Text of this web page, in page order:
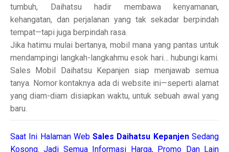
tumbuh, Daihatsu hadir membawa kenyamanan,
kehangatan, dan perjalanan yang tak sekadar berpindah
tempat—tapi juga berpindah rasa.
Jika hatimu mulai bertanya, mobil mana yang pantas untuk
mendampingi langkah-langkahmu esok hari… hubungi kami.
Sales Mobil Daihatsu Kepanjen siap menjawab semua
tanya. Nomor kontaknya ada di website ini—seperti alamat
yang diam-diam disiapkan waktu, untuk sebuah awal yang
baru.
Saat Ini Halaman WebSales Daihatsu KepanjenSedang
Kosong. Jadi Semua Informasi Harga, Promo Dan Lain